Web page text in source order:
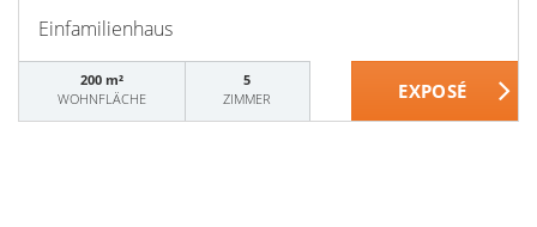
Einfamilienhaus
200 m²
WOHNFLÄCHE
5
ZIMMER